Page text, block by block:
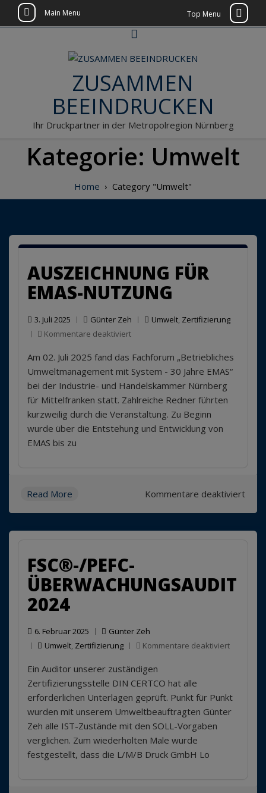
Main Menu Top Menu
ZUSAMMEN
BEEINDRUCKEN
Ihr Druckpartner in der Metropolregion Nürnberg
Kategorie: Umwelt
Home › Category "Umwelt"
AUSZEICHNUNG FÜR
EMAS-NUTZUNG
3. Juli 2025 Günter Zeh Umwelt, Zertifizierung
Kommentare deaktiviertfür
für
EMAS-
Nutzung
Am 02. Juli 2025 fand das Fachforum „Betriebliches
Umweltmanagement mit System - 30 Jahre EMAS“
bei der Industrie- und Handelskammer Nürnberg
für Mittelfranken statt. Zahlreiche Redner führten
kurzweilig durch die Veranstaltung. Zu Beginn
wurde über die Entstehung und Entwicklung von
EMAS bis zu
Read More Kommentare deaktiviertfür
FSC®-/PEFC-
ÜBERWACHUNGSAUDIT
2024
6. Februar 2025
Günter Zeh
Umwelt, Zertifizierung Kommentare deaktiviertfür
Ein Auditor unserer zuständigen
Zertifizierungsstelle DIN CERTCO hat alle
erforderlichen Unterlagen geprüft. Punkt für Punkt
wurden mit unserem Umweltbeauftragten Günter
Zeh alle IST-Zustände mit den SOLL-Vorgaben
verglichen. Zum wiederholten Male wurde
festgestellt, dass die L/M/B Druck GmbH Lo